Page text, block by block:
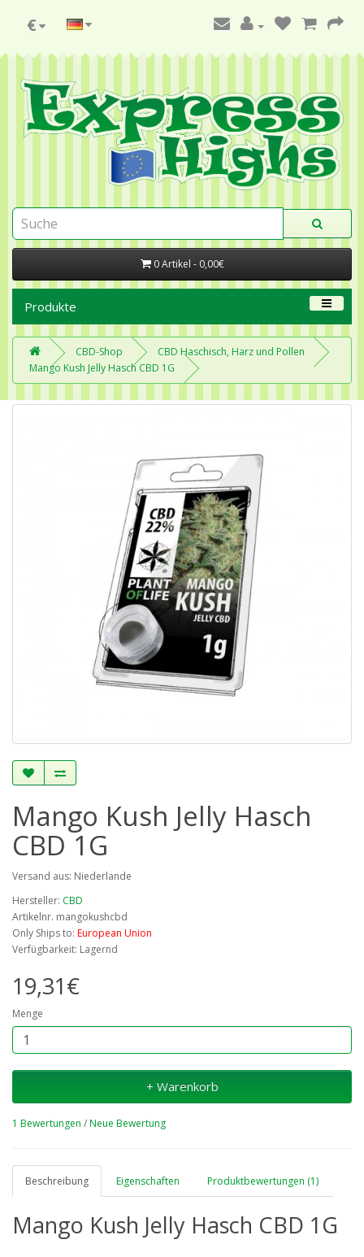
€
0 Artikel - 0,00€
Produkte
CBD-Shop
CBD Haschisch, Harz und Pollen
Mango Kush Jelly Hasch CBD 1G
Mango Kush Jelly Hasch
CBD 1G
Versand aus: Niederlande
Hersteller: CBD
Artikelnr. mangokushcbd
Only Ships to: European Union
Verfügbarkeit: Lagernd
19,31€
Menge
+ Warenkorb
1 Bewertungen /Neue Bewertung
Beschreibung Eigenschaften Produktbewertungen (1)
Mango Kush Jelly Hasch CBD 1G